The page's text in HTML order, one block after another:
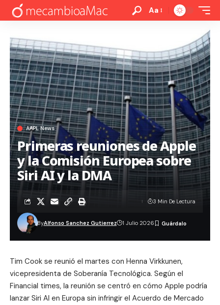
Aa
AAPL News
Primeras reuniones de Apple
y la Comisión Europea sobre
Siri AI y la DMA
ByAlfonso Sanchez Gutierrez 1 Julio 2026
3 Min De Lectura
Tim Cook se reunió el martes con Henna Virkkunen,
vicepresidenta de Soberanía Tecnológica. Según el
Financial times, la reunión se centró en cómo Apple podría
lanzar Siri AI en Europa sin infringir el Acuerdo de Mercado